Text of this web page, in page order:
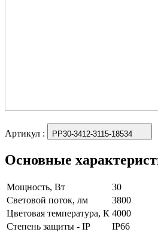
Артикул : PP30-3412-3115-18534
Основные
Мощность, Вт
30
Световой поток, лм
3800
Цветовая температура, К 4000
Степень защиты - IP
IP66